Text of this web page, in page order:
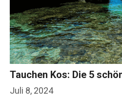
Juli 8, 2024
Tauchen Kos: Die 5